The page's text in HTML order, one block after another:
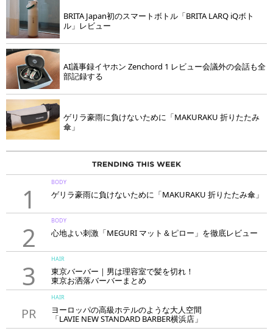
BRITA Japan初のスマートボトル「BRITA LARQ iQボト
ル」レビュー
AI議事録イヤホン Zenchord 1 レビュー会議外の会話も全
部記録する
ゲリラ豪雨に負けないために「MAKURAKU 折りたたみ
傘」
1
BODY
ゲリラ豪雨に負けないために「MAKURAKU 折りたたみ傘」
2
BODY
心地よい刺激「MEGURI マット＆ピロー」を徹底レビュー
3
HAIR
東京バーバー｜男は理容室で髪を切れ！
東京お洒落バーバーまとめ
PR
HAIR
ヨーロッパの高級ホテルのような大人空間
「LAVIE NEW STANDARD BARBER横浜店」